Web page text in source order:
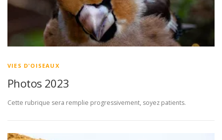
VIES D'OISEAUX
Photos 2023
Cette rubrique sera remplie progressivement, soyez patients.